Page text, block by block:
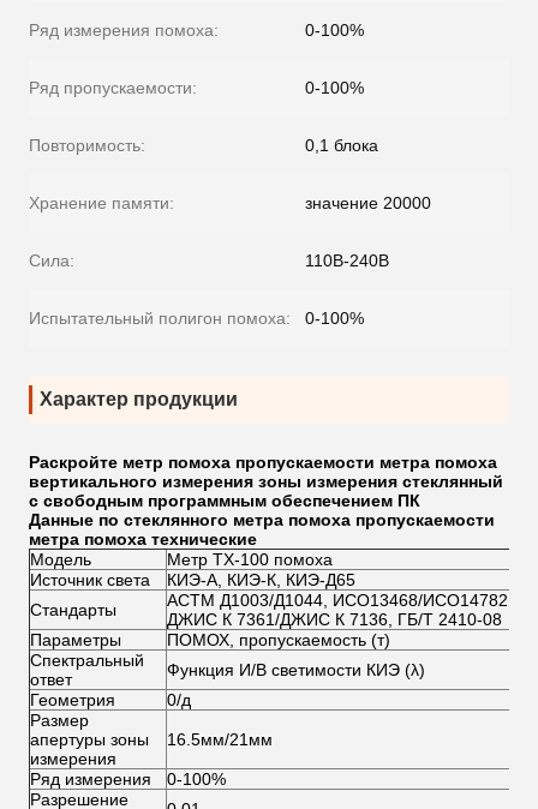
Ряд измерения помоха: 0-100%
Ряд пропускаемости: 0-100%
Повторимость: 0,1 блока
Хранение памяти: значение 20000
Сила: 110В-240В
Испытательный полигон помоха: 0-100%
Характер продукции
Раскройте метр помоха пропускаемости метра помоха
вертикального измерения зоны измерения стеклянный
с свободным программным обеспечением ПК
Данные по стеклянного метра помоха пропускаемости
метра помоха технические
Модель
Метр ТХ-100 помоха
Источник света
КИЭ-А, КИЭ-К, КИЭ-Д65
Стандарты
АСТМ Д1003/Д1044, ИСО13468/ИСО14782,
ДЖИС К 7361/ДЖИС К 7136, ГБ/Т 2410-08
Параметры
ПОМОХ, пропускаемость (т)
Спектральный
ответ
Функция И/В светимости КИЭ (λ)
Геометрия
0/д
Размер
апертуры зоны
измерения
16.5мм/21мм
Ряд измерения
0-100%
Разрешение